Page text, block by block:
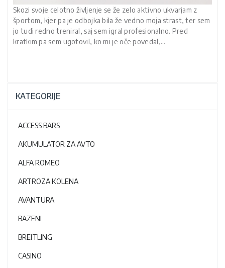
Skozi svoje celotno življenje se že zelo aktivno ukvarjam z
športom, kjer pa je odbojka bila že vedno moja strast, ter sem
jo tudi redno treniral, saj sem igral profesionalno. Pred
kratkim pa sem ugotovil, ko mi je oče povedal,…
KATEGORIJE
ACCESS BARS
AKUMULATOR ZA AVTO
ALFA ROMEO
ARTROZA KOLENA
AVANTURA
BAZENI
BREITLING
CASINO